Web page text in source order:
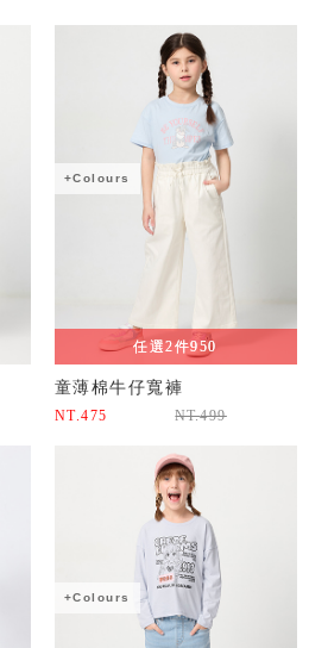
+Colours
任選2件950
童薄棉牛仔寬褲
NT. 475 NT.499
+Colours